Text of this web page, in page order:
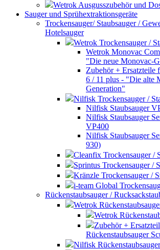
Wetrok Ausgusszubehör und
Sauger und Sprühextraktionsgeräte
Trockensauger/ Staubsauger /
Hotelsauger
Wetrok Trockensauger /
Wetrok Monovac
"Die neue Monovac-
Zubehör + Ersatzteile
6 / 11 plus - "Die alte
Generation"
Nilfisk Trockensauger /
Nilfisk Staubsauger
Nilfisk Staubsauger
VP400
Nilfisk Staubsauger
930)
Cleanfix Trockensauger /
Sprintus Trockensauger /
Kränzle Trockensauger /
i-team Global
Rückenstaubsauger /
Wetrok
Wetrok
Zubehör +
Rückenstaubsauger
Nilfisk Rückenstaubsauger